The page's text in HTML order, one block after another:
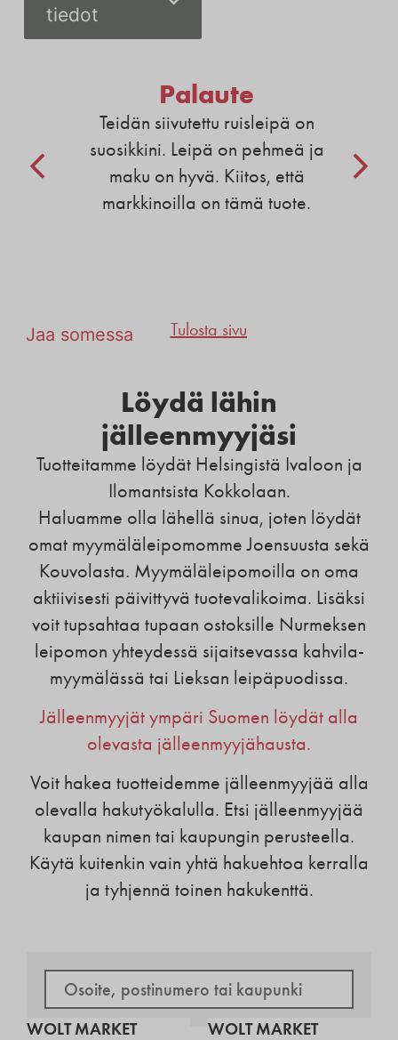
tiedot
Palaute
Teidän siivutettu ruisleipä on
suosikkini. Leipä on pehmeä ja
maku on hyvä. Kiitos, että
markkinoilla on tämä tuote.
Jaa somessa Tulosta sivu
Löydä lähin
jälleenmyyjäsi
Tuotteitamme löydät Helsingistä Ivaloon ja
Ilomantsista Kokkolaan.
Haluamme olla lähellä sinua, joten löydät
omat myymäläleipomomme Joensuusta sekä
Kouvolasta. Myymäläleipomoilla on oma
aktiivisesti päivittyvä tuotevalikoima. Lisäksi
voit tupsahtaa tupaan ostoksille Nurmeksen
leipomon yhteydessä sijaitsevassa kahvila-
myymälässä tai Lieksan leipäpuodissa.
Jälleenmyyjät ympäri Suomen löydät alla
olevasta jälleenmyyjähausta.
Voit hakea tuotteidemme jälleenmyyjää alla
olevalla hakutyökalulla. Etsi jälleenmyyjää
kaupan nimen tai kaupungin perusteella.
Käytä kuitenkin vain yhtä hakuehtoa kerralla
ja tyhjennä toinen hakukenttä.
WOLT MARKET
WOLT MARKET